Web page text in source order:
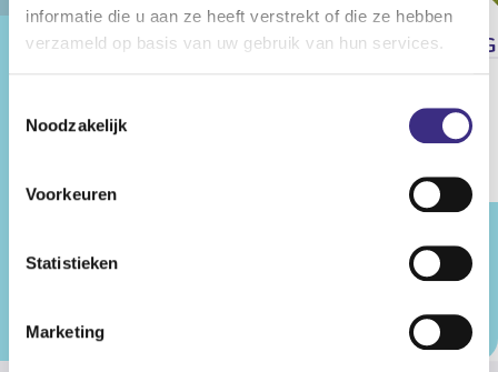
informatie die u aan ze heeft verstrekt of die ze hebben
verzameld op basis van uw gebruik van hun services.
Noodzakelijk
Voorkeuren
Statistieken
Marketing
Jeugdzorg vacatures